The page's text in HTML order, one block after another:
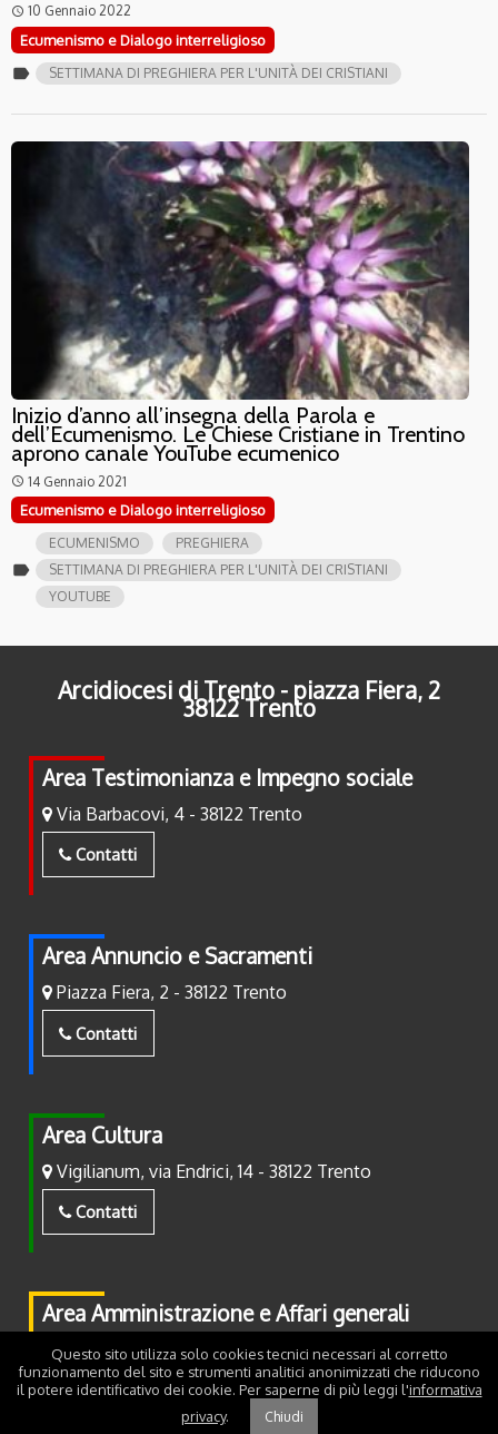
access_time 10 Gennaio 2022
Ecumenismo e Dialogo interreligioso
label SETTIMANA DI PREGHIERA PER L'UNITÀ DEI CRISTIANI
Inizio d’anno all’insegna della Parola e
dell’Ecumenismo. Le Chiese Cristiane in Trentino
aprono canale YouTube ecumenico
access_time 14 Gennaio 2021
Ecumenismo e Dialogo interreligioso
label
ECUMENISMO
PREGHIERA
SETTIMANA DI PREGHIERA PER L'UNITÀ DEI CRISTIANI
YOUTUBE
Arcidiocesi di Trento - piazza Fiera, 2
38122 Trento
Area Testimonianza e Impegno sociale
Via Barbacovi, 4 - 38122 Trento
Contatti
Area Annuncio e Sacramenti
Piazza Fiera, 2 - 38122 Trento
Contatti
Area Cultura
Vigilianum, via Endrici, 14 - 38122 Trento
Contatti
Area Amministrazione e Affari generali
Piazza Fiera, 2 - 38122 Trento
Contatti
Questo sito utilizza solo cookies tecnici necessari al corretto
funzionamento del sito e strumenti analitici anonimizzati che riducono
il potere identificativo dei cookie. Per saperne di più leggi l'informativa
privacy. Chiudi